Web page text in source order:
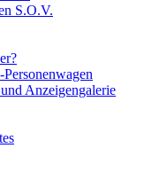
S.O.V.
Anzeigengalerie